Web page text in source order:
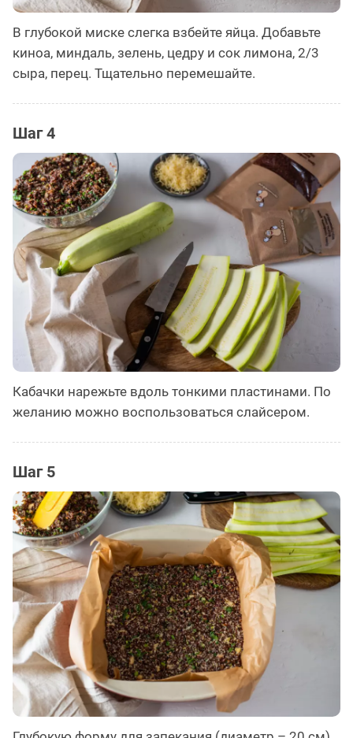
В глубокой миске слегка взбейте яйца. Добавьте
киноа, миндаль, зелень, цедру и сок лимона, 2/3
сыра, перец. Тщательно перемешайте.
Шаг 4
Кабачки нарежьте вдоль тонкими пластинами. По
желанию можно воспользоваться слайсером.
Шаг 5